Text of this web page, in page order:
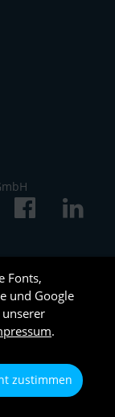
Fonts,
und Google
.
zustimmen